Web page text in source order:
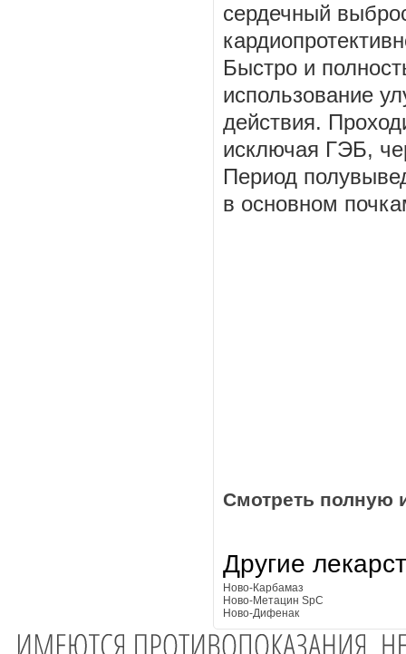
сердечный
Быстро и
использование
действия.
исключая ГЭБ,
Период
в основном
Смотреть полную
Другие
Ново-Карбамаз
Ново-Метацин SpC
Ново-Дифенак